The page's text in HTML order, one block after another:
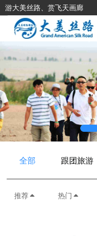
游大美丝路、赏飞天画廊
全部 跟团旅游
推荐 热门